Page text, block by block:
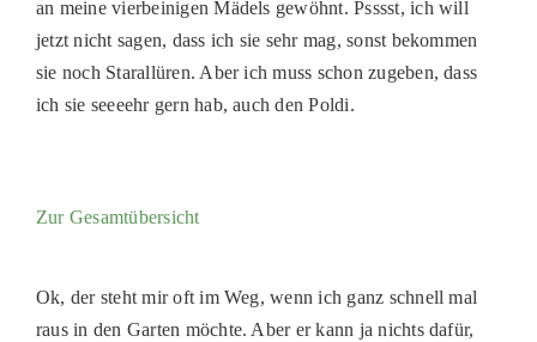
an meine vierbeinigen Mädels gewöhnt. Psssst, ich will
jetzt nicht sagen, dass ich sie sehr mag, sonst bekommen
sie noch Starallüren. Aber ich muss schon zugeben, dass
ich sie seeeehr gern hab, auch den Poldi.
Zur Gesamtübersicht
Ok, der steht mir oft im Weg, wenn ich ganz schnell mal
raus in den Garten möchte. Aber er kann ja nichts dafür,